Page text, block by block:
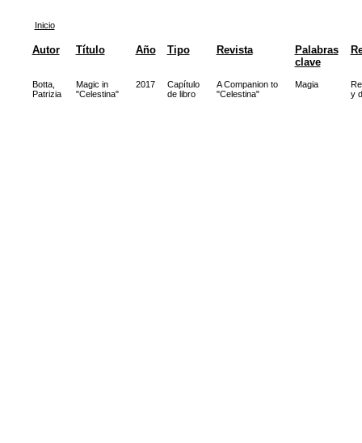
Inicio
Autor Título Año Tipo Revista
Palabras
clave
Botta,
Patrizia
Magic in
"Celestina"
2017
Capítulo
de libro
A Companion to
"Celestina"
Magia
y